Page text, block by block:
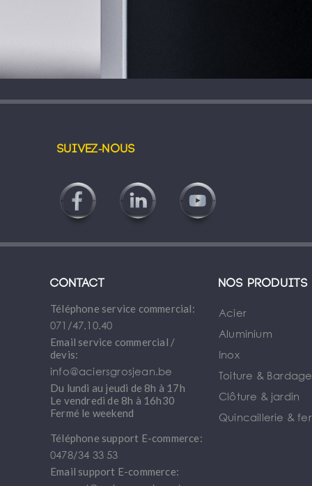
Suivez-nous
Contact
Téléphone service commercial:
071/47.10.40
Email service commercial /
devis:
info@aciersgrosjean.be
Du lundi au jeudi de 8h à 17h
Le vendredi de 8h à 16h30
Fermé le weekend
Téléphone support E-commerce:
0478/34 33 53
Email support E-commerce:
Nos produits
Acier
Aluminium
Inox
Toiture & Bardage
Clôture & jardin
Quincaillerie &